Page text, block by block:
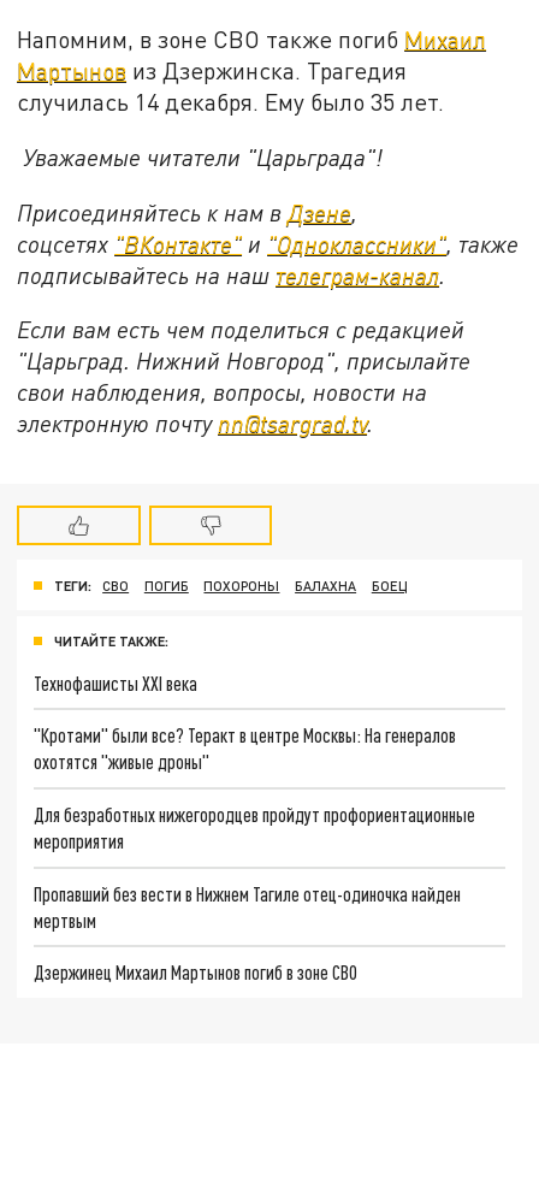
Напомним, в зоне СВО также погиб Михаил
Мартынов из Дзержинска. Трагедия
случилась 14 декабря. Ему было 35 лет.
Уважаемые читатели "Царьграда"!
Присоединяйтесь к нам в Дзене
соцсетях "ВКонтакте" и "Одноклассники" , также
подписывайтесь на наш телеграм-канал
Если вам есть чем поделиться с редакцией
"Царьград. Нижний Новгород", присылайте
свои наблюдения, вопросы, новости на
электронную почту nn@tsargrad.tv.
ТЕГИ: СВО ПОГИБ ПОХОРОНЫ БАЛАХНА БОЕЦ
ЧИТАЙТЕ ТАКЖЕ:
Технофашисты XXI века
"Кротами" были все? Теракт в центре Москвы: На генералов
охотятся "живые дроны"
Для безработных нижегородцев пройдут профориентационные
мероприятия
Пропавший без вести в Нижнем Тагиле отец-одиночка найден
мертвым
Дзержинец Михаил Мартынов погиб в зоне СВО